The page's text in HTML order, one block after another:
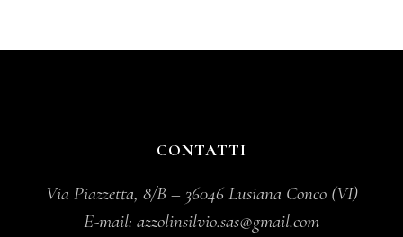
CONTATTI
Via Piazzetta, 8/B – 36046 Lusiana Conco (VI)
E-mail: azzolinsilvio.sas@gmail.com